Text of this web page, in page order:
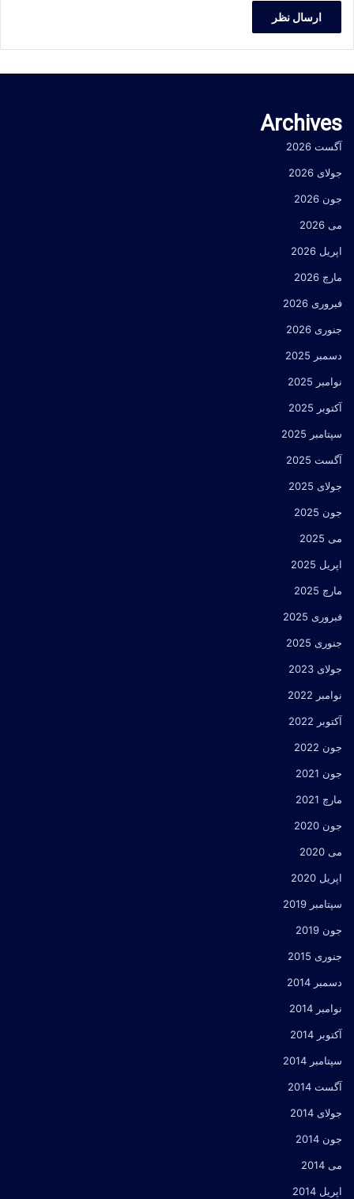
Archives
آگست 2026
جولای 2026
جون 2026
می 2026
اپریل 2026
مارچ 2026
فبروری 2026
جنوری 2026
دسمبر 2025
نوامبر 2025
آکتوبر 2025
سپتامبر 2025
آگست 2025
جولای 2025
جون 2025
می 2025
اپریل 2025
مارچ 2025
فبروری 2025
جنوری 2025
جولای 2023
نوامبر 2022
آکتوبر 2022
جون 2022
جون 2021
مارچ 2021
جون 2020
می 2020
اپریل 2020
سپتامبر 2019
جون 2019
جنوری 2015
دسمبر 2014
نوامبر 2014
آکتوبر 2014
سپتامبر 2014
آگست 2014
جولای 2014
جون 2014
می 2014
اپریل 2014